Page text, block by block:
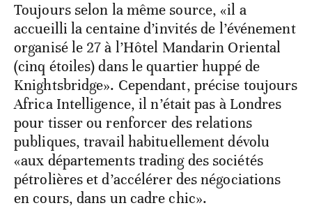
Toujours selon la même source, «il a
accueilli la centaine d’invités de l’événement
organisé le 27 à l’Hôtel Mandarin Oriental
(cinq étoiles) dans le quartier huppé de
Knightsbridge». Cependant, précise toujours
Africa Intelligence, il n’était pas à Londres
pour tisser ou renforcer des relations
publiques, travail habituellement dévolu
«aux départements trading des sociétés
pétrolières et d’accélérer des négociations
en cours, dans un cadre chic».